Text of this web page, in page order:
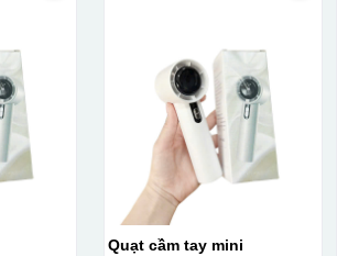
Quạt cầm tay mini